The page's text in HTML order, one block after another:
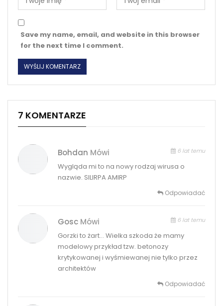
Save my name, email, and website in this browser
for the next time I comment.
7 KOMENTARZE
Bohdan Mówi 6 lat temu
Wygląda mi to na nowy rodzaj wirusa o
nazwie. SILIRPA AMIRP
Odpowiadać
Gosc Mówi 6 lat temu
Gorzki to żart… Wielka szkoda że mamy
modelowy przykład tzw. betonozy
krytykowanej i wyśmiewanej nie tylko przez
architektów
Odpowiadać